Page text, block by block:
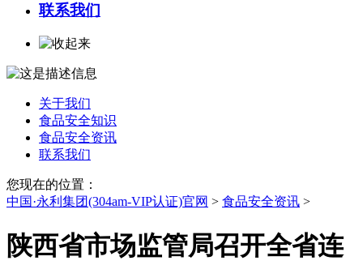
联系我们
关于我们
食品安全知识
食品安全资讯
联系我们
您现在的位置：
中国·永利集团(304am-VIP认证)官网 > 食品安全资讯 >
陕西省市场监管局召开全省连